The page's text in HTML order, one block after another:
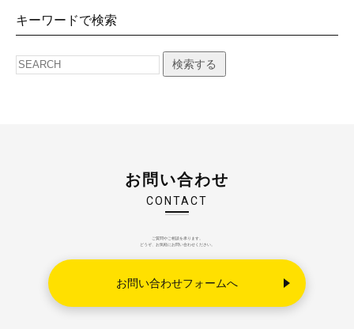
キーワードで検索
検索する
お問い合わせ
CONTACT
ご質問やご相談を承ります。
どうぞ、お気軽にお問い合わせください。
お問い合わせフォームへ